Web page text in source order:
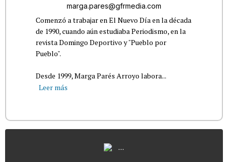
marga.pares@gfrmedia.com
Comenzó a trabajar en El Nuevo Día en la década
de 1990, cuando aún estudiaba Periodismo, en la
revista Domingo Deportivo y "Pueblo por
Pueblo".
Desde 1999, Marga Parés Arroyo labora...
Leer más
...